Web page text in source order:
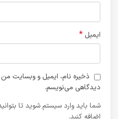
ایمیل *
ذخیره نام، ایمیل و وبسایت من
دیدگاهی می‌نویسم.
شما باید وارد سیستم شوید تا